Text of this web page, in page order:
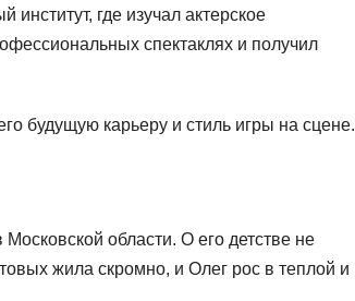
где изучал актерское
спектаклях и получил
будущую карьеру и стиль игры на сцене.
области. О его детстве не
жила скромно, и Олег рос в теплой и